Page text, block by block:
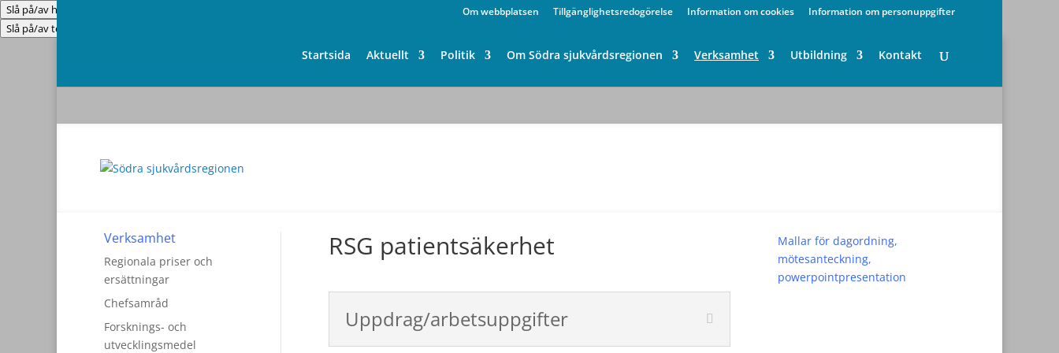
Slå på/av hög kontrast
Slå på/av textstorlek
Om webbplatsen Tillgänglighetsredogörelse Information om cookies Information om personuppgifter
Startsida Aktuellt Politik Om Södra sjukvårdsregionen Verksamhet Utbildning Kontakt
Verksamhet
Regionala priser och
ersättningar
Chefsamråd
Forsknings- och
utvecklingsmedel
RSG patientsäkerhet
Uppdrag/arbetsuppgifter
Mallar för dagordning,
mötesanteckning,
powerpointpresentation